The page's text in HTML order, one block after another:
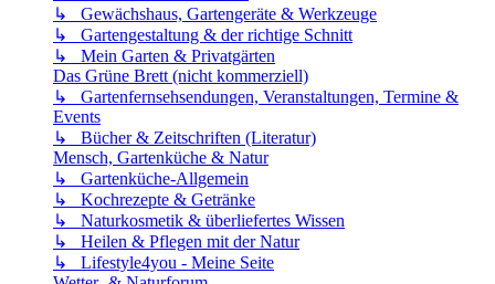
↳ Gewächshaus, Gartengeräte & Werkzeuge
↳ Gartengestaltung & der richtige Schnitt
↳ Mein Garten & Privatgärten
Das Grüne Brett (nicht kommerziell)
↳ Gartenfernsehsendungen, Veranstaltungen, Termine &
Events
↳ Bücher & Zeitschriften (Literatur)
Mensch, Gartenküche & Natur
↳ Gartenküche-Allgemein
↳ Kochrezepte & Getränke
↳ Naturkosmetik & überliefertes Wissen
↳ Heilen & Pflegen mit der Natur
↳ Lifestyle4you - Meine Seite